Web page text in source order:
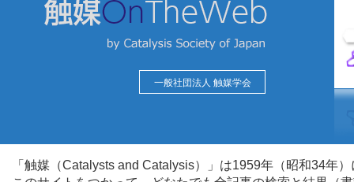
一般社団法人 触媒学会
「触媒（Catalysts and Catalysis）」は1959年（昭和34年